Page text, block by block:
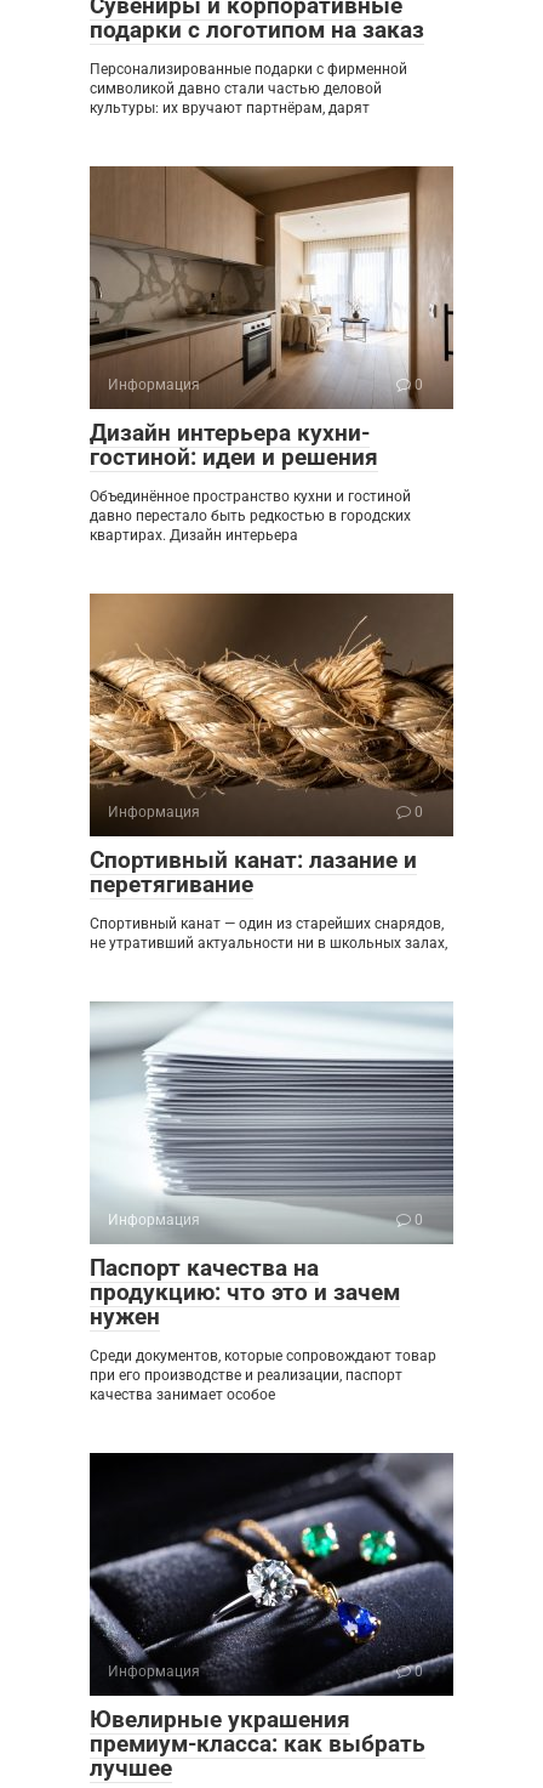
подарки с логотипом на заказ
Персонализированные подарки с фирменной
символикой давно стали частью деловой
культуры: их вручают партнёрам, дарят
Информация 0
Дизайн интерьера кухни-
гостиной: идеи и решения
Объединённое пространство кухни и гостиной
давно перестало быть редкостью в городских
квартирах. Дизайн интерьера
Информация 0
Спортивный канат: лазание и
перетягивание
Спортивный канат — один из старейших снарядов,
не утративший актуальности ни в школьных залах,
Информация 0
Паспорт качества на
продукцию: что это и зачем
нужен
Среди документов, которые сопровождают товар
при его производстве и реализации, паспорт
качества занимает особое
Информация 0
Ювелирные украшения
премиум-класса: как выбрать
лучшее